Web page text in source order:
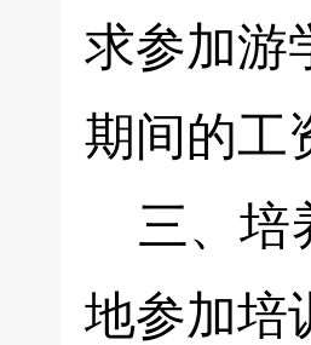
求参加游
期间的工
三、培
地参加培